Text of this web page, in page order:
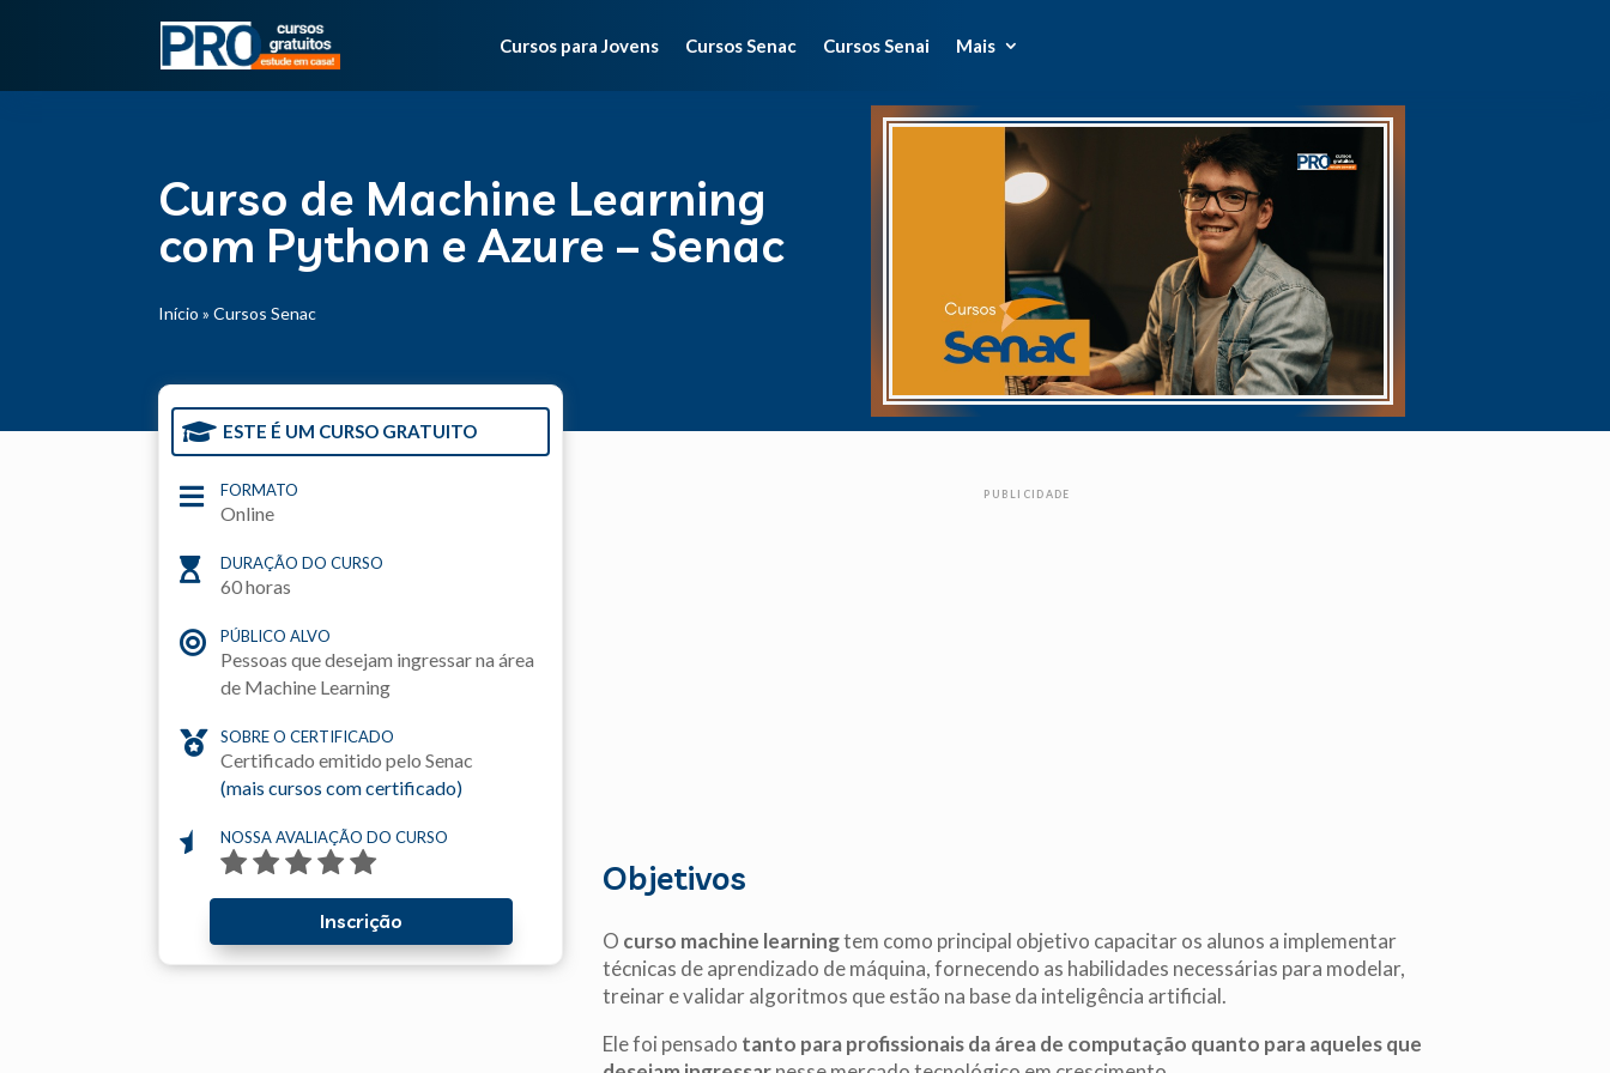
Cursos para Jovens Cursos Senac Cursos Senai Mais
Curso de Machine Learning
com Python e Azure – Senac
Início » Cursos Senac
 ESTE É UM CURSO GRATUITO
 FORMATO
Online
 DURAÇÃO DO CURSO
60 horas
 PÚBLICO ALVO
Pessoas que desejam ingressar na área
de Machine Learning
 SOBRE O CERTIFICADO
Certificado emitido pelo Senac
(mais cursos com certificado)
 NOSSA AVALIAÇÃO DO CURSO
Inscrição
PUBLICIDADE
Objetivos
O curso machine learningtem como principal objetivo capacitar os alunos a implementar
técnicas de aprendizado de máquina, fornecendo as habilidades necessárias para modelar,
treinar e validar algoritmos que estão na base da inteligência artificial.
Ele foi pensado tanto para profissionais da área de computação quanto para aqueles que